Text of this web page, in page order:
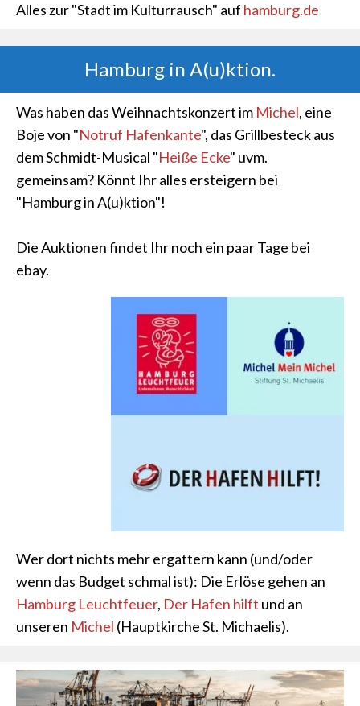
Alles zur "Stadt im Kulturrausch" auf hamburg.de
Hamburg in A(u)ktion.
Was haben das Weihnachtskonzert im Michel, eine
Boje von "Notruf Hafenkante", das Grillbesteck aus
dem Schmidt-Musical "Heiße Ecke" uvm.
gemeinsam? Könnt Ihr alles ersteigern bei
"Hamburg in A(u)ktion"!
Die Auktionen findet Ihr noch ein paar Tage bei
ebay.
Wer dort nichts mehr ergattern kann (und/oder
wenn das Budget schmal ist): Die Erlöse gehen an
Hamburg Leuchtfeuer, Der Hafen hilft und an
unseren Michel (Hauptkirche St. Michaelis).